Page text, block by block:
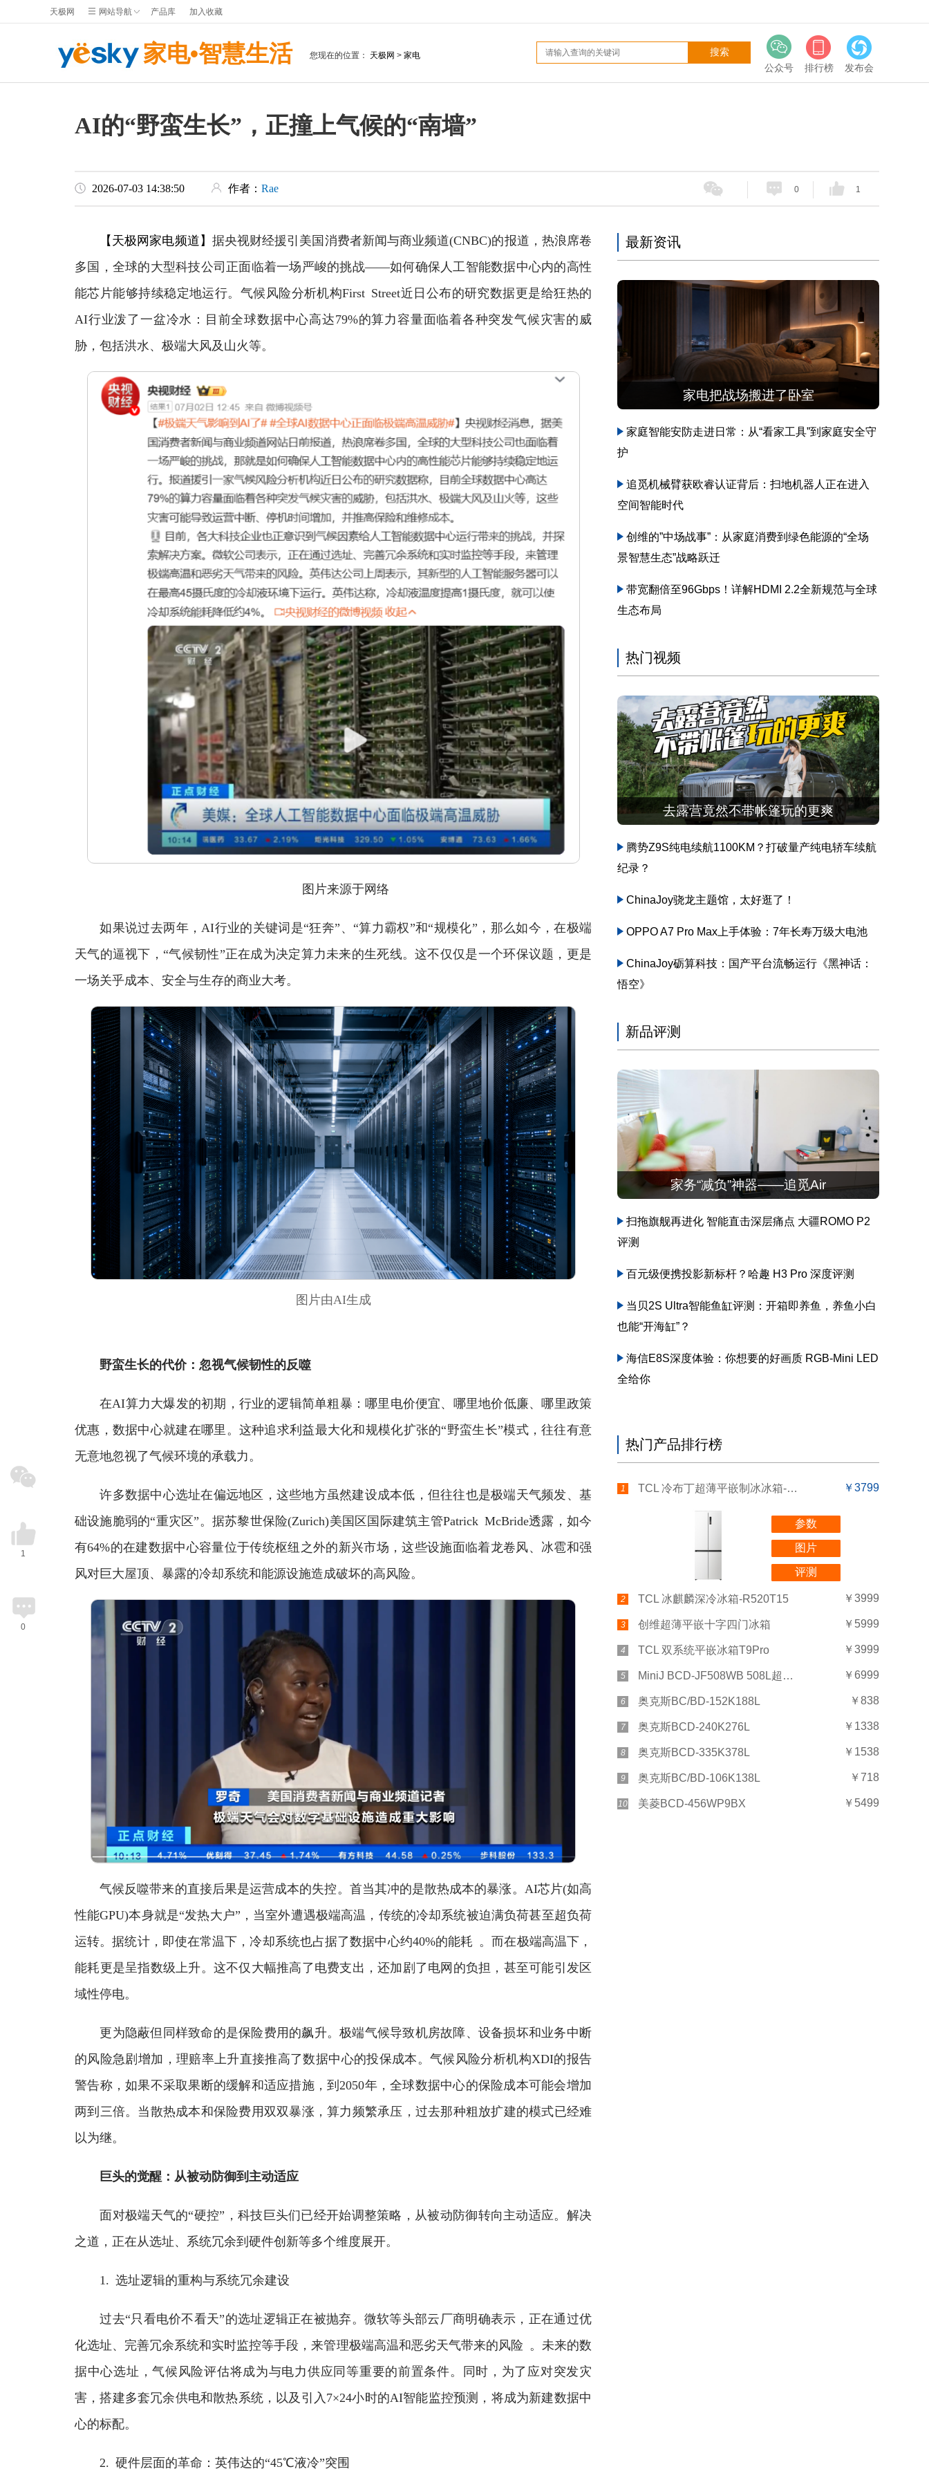
天极网 网站导航 产品库 加入收藏
家电•智慧生活 您现在的位置： 天极网 > 家电
公众号 排行榜 发布会
AI的“野蛮生长”，正撞上气候的“南墙”
2026-07-03 14:38:50 作者： Rae 0 1
【天极网家电频道】 据央视财经援引美国消费者新闻与商业频道(CNBC)的报道，热浪席卷
多国，全球的大型科技公司正面临着一场严峻的挑战——如何确保人工智能数据中心内的高性
能芯片能够持续稳定地运行。气候风险分析机构First Street近日公布的研究数据更是给狂热的
AI行业泼了一盆冷水：目前全球数据中心高达79%的算力容量面临着各种突发气候灾害的威
胁，包括洪水、极端大风及山火等。
图片来源于网络
如果说过去两年，AI行业的关键词是“狂奔”、“算力霸权”和“规模化”，那么如今，在极端
天气的逼视下，“气候韧性”正在成为决定算力未来的生死线。这不仅仅是一个环保议题，更是
一场关乎成本、安全与生存的商业大考。
图片由AI生成
野蛮生长的代价：忽视气候韧性的反噬
在AI算力大爆发的初期，行业的逻辑简单粗暴：哪里电价便宜、哪里地价低廉、哪里政策
优惠，数据中心就建在哪里。这种追求利益最大化和规模化扩张的“野蛮生长”模式，往往有意
无意地忽视了气候环境的承载力。
许多数据中心选址在偏远地区，这些地方虽然建设成本低，但往往也是极端天气频发、基
础设施脆弱的“重灾区”。据苏黎世保险(Zurich)美国区国际建筑主管Patrick McBride透露，如今
有64%的在建数据中心容量位于传统枢纽之外的新兴市场，这些设施面临着龙卷风、冰雹和强
风对巨大屋顶、暴露的冷却系统和能源设施造成破坏的高风险。
气候反噬带来的直接后果是运营成本的失控。首当其冲的是散热成本的暴涨。AI芯片(如高
性能GPU)本身就是“发热大户”，当室外遭遇极端高温，传统的冷却系统被迫满负荷甚至超负荷
运转。据统计，即使在常温下，冷却系统也占据了数据中心约40%的能耗 。而在极端高温下，
能耗更是呈指数级上升。这不仅大幅推高了电费支出，还加剧了电网的负担，甚至可能引发区
域性停电。
更为隐蔽但同样致命的是保险费用的飙升。极端气候导致机房故障、设备损坏和业务中断
的风险急剧增加，理赔率上升直接推高了数据中心的投保成本。气候风险分析机构XDI的报告
警告称，如果不采取果断的缓解和适应措施，到2050年，全球数据中心的保险成本可能会增加
两到三倍。当散热成本和保险费用双双暴涨，算力频繁承压，过去那种粗放扩建的模式已经难
以为继。
巨头的觉醒：从被动防御到主动适应
面对极端天气的“硬控”，科技巨头们已经开始调整策略，从被动防御转向主动适应。解决
之道，正在从选址、系统冗余到硬件创新等多个维度展开。
1. 选址逻辑的重构与系统冗余建设
过去“只看电价不看天”的选址逻辑正在被抛弃。微软等头部云厂商明确表示，正在通过优
化选址、完善冗余系统和实时监控等手段，来管理极端高温和恶劣天气带来的风险 。未来的数
据中心选址，气候风险评估将成为与电力供应同等重要的前置条件。同时，为了应对突发灾
害，搭建多套冗余供电和散热系统，以及引入7×24小时的AI智能监控预测，将成为新建数据中
心的标配。
2. 硬件层面的革命：英伟达的“45℃液冷”突围
最新资讯
家电把战场搬进了卧室
家庭智能安防走进日常：从“看家工具”到家庭安全守
护
追觅机械臂获欧睿认证背后：扫地机器人正在进入
空间智能时代
创维的”中场战事”：从家庭消费到绿色能源的“全场
景智慧生态”战略跃迁
带宽翻倍至96Gbps！详解HDMI 2.2全新规范与全球
生态布局
热门视频
去露营竟然不带帐篷玩的更爽
腾势Z9S纯电续航1100KM？打破量产纯电轿车续航
纪录？
ChinaJoy骁龙主题馆，太好逛了！
OPPO A7 Pro Max上手体验：7年长寿万级大电池
ChinaJoy砺算科技：国产平台流畅运行《黑神话：
悟空》
新品评测
家务“减负”神器——追觅Air
扫拖旗舰再进化 智能直击深层痛点 大疆ROMO P2
评测
百元级便携投影新标杆？哈趣 H3 Pro 深度评测
当贝2S Ultra智能鱼缸评测：开箱即养鱼，养鱼小白
也能“开海缸”？
海信E8S深度体验：你想要的好画质 RGB-Mini LED
全给你
热门产品排行榜
1 TCL 冷布丁超薄平嵌制冰冰箱-R455T9-UQB ￥3799
参数
图片
评测
2 TCL 冰麒麟深冷冰箱-R520T15 ￥3999
3 创维超薄平嵌十字四门冰箱 ￥5999
4 TCL 双系统平嵌冰箱T9Pro ￥3999
5 MiniJ BCD-JF508WB 508L超薄Plus ￥6999
6 奥克斯BC/BD-152K188L ￥838
7 奥克斯BCD-240K276L ￥1338
8 奥克斯BCD-335K378L ￥1538
9 奥克斯BC/BD-106K138L ￥718
10 美菱BCD-456WP9BX ￥5499
1
0